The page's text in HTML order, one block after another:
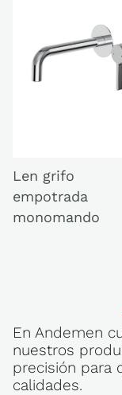
Len grifo
empotrada
monomando
En Andemen
nuestros
precisión para
calidades.